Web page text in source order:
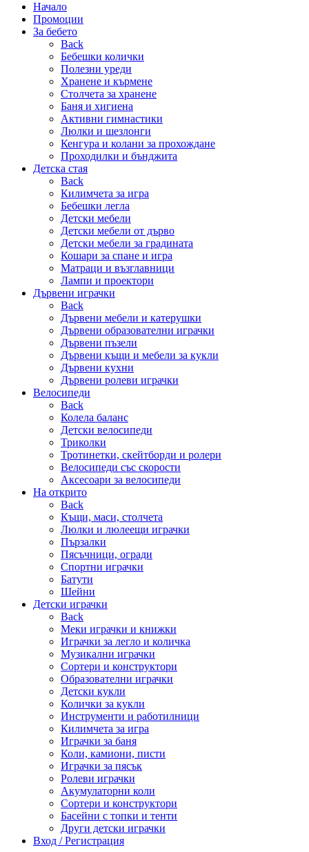
Начало
Промоции
За бебето
Back
Бебешки колички
Полезни уреди
Хранене и кърмене
Столчета за хранене
Баня и хигиена
Активни гимнастики
Люлки и шезлонги
Кенгура и колани за прохождане
Проходилки и бънджита
Детска стая
Back
Килимчета за игра
Бебешки легла
Детски мебели
Детски мебели от дърво
Детски мебели за градината
Кошари за спане и игра
Матраци и възглавници
Лампи и проектори
Дървени играчки
Back
Дървени мебели и катерушки
Дървени образователни играчки
Дървени пъзели
Дървени къщи и мебели за кукли
Дървени кухни
Дървени ролеви играчки
Велосипеди
Back
Колела баланс
Детски велосипеди
Триколки
Тротинетки, скейтборди и ролери
Велосипеди със скорости
Аксесоари за велосипеди
На открито
Back
Къщи, маси, столчета
Люлки и люлеещи играчки
Пързалки
Пясъчници, огради
Спортни играчки
Батути
Шейни
Детски играчки
Back
Меки играчки и книжки
Играчки за легло и количка
Музикални играчки
Сортери и конструктори
Образователни играчки
Детски кукли
Колички за кукли
Инструменти и работилници
Килимчета за игра
Играчки за баня
Коли, камиони, писти
Играчки за пясък
Ролеви играчки
Акумулаторни коли
Сортери и конструктори
Басейни с топки и тенти
Други детски играчки
Вход / Регистрация